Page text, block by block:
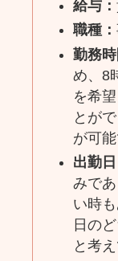
給与：
職種：
勤務時
め、8
を希
とが
が可能
出勤
みで
い時
日の
と考